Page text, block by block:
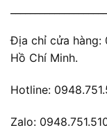
Địa chỉ cửa hàng:
Hồ Chí Minh.
Hotline:
Zalo: